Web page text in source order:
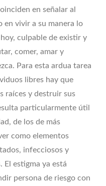
en señalar al
en vivir a su manera lo
culpable de existir y
comer, amar y
Para esta ardua tarea
libres hay que
raíces y destruir sus
particularmente útil
de los de más
como elementos
infecciosos y
El estigma ya está
persona de riesgo con